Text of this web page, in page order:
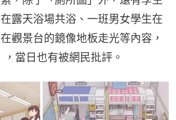
露天浴場共浴、一班男女學生在
觀景台的鏡像地板走光等內容，
當日也有被網民批評。